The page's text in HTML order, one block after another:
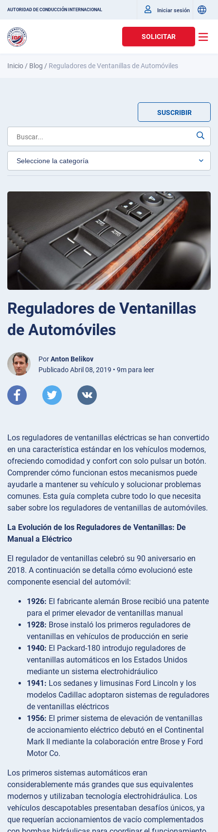
AUTORIDAD DE CONDUCCIÓN INTERNACIONAL Iniciar sesión
SOLICITAR
Inicio / Blog / Reguladores de Ventanillas de Automóviles
SUSCRIBIR
Reguladores de Ventanillas
de Automóviles
PorAnton Belikov
Publicado Abril 08, 2019 • 9m para leer
Los reguladores de ventanillas eléctricas se han convertido
en una característica estándar en los vehículos modernos,
ofreciendo comodidad y confort con solo pulsar un botón.
Comprender cómo funcionan estos mecanismos puede
ayudarle a mantener su vehículo y solucionar problemas
comunes. Esta guía completa cubre todo lo que necesita
saber sobre los reguladores de ventanillas de automóviles.
La Evolución de los Reguladores de Ventanillas: De
Manual a Eléctrico
El regulador de ventanillas celebró su 90 aniversario en
2018. A continuación se detalla cómo evolucionó este
componente esencial del automóvil:
1926: El fabricante alemán Brose recibió una patente
para el primer elevador de ventanillas manual
1928: Brose instaló los primeros reguladores de
ventanillas en vehículos de producción en serie
1940: El Packard-180 introdujo reguladores de
ventanillas automáticos en los Estados Unidos
mediante un sistema electrohidráulico
1941: Los sedanes y limusinas Ford Lincoln y los
modelos Cadillac adoptaron sistemas de reguladores
de ventanillas eléctricos
1956: El primer sistema de elevación de ventanillas
de accionamiento eléctrico debutó en el Continental
Mark II mediante la colaboración entre Brose y Ford
Motor Co.
Los primeros sistemas automáticos eran
considerablemente más grandes que sus equivalentes
modernos y utilizaban tecnología electrohidráulica. Los
vehículos descapotables presentaban desafíos únicos, ya
que requerían accionamientos de vacío complementados